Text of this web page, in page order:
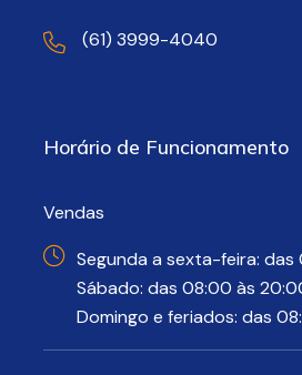
(61) 3999-4040
Horário de Funcionamento
Vendas
Segunda a sexta-feira:
Sábado: das 08:00 às
Domingo e feriados: das